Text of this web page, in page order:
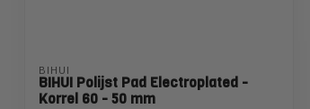
BIHUI
BIHUI Polijst Pad Electroplated -
Korrel 60 - 50 mm